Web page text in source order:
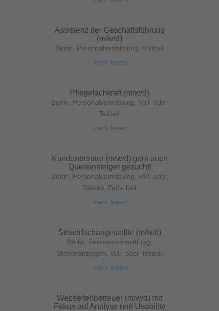
Assistenz der Geschäftsführung
(m/w/d)
Berlin Personalvermittlung Vollzeit
mehr lesen
Pflegefachkraft (m/w/d)
Berlin Personalvermittlung Voll- oder
Teilzeit
mehr lesen
Kundenberater (m/w/d) gern auch
Quereinsteiger gesucht!
Berlin Personalvermittlung Voll- oder
Teilzeit, Zeitarbeit
mehr lesen
Steuerfachangestellte (m/w/d)
Berlin Personalvermittlung
Stellenanzeigen Voll- oder Teilzeit
mehr lesen
Webseitenbetreuer (m/w/d) mit
Fokus auf Analyse und Usability